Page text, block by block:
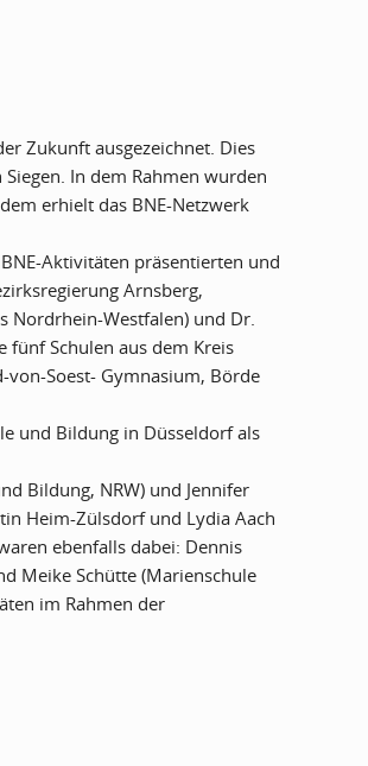
Zukunft ausgezeichnet. Dies
In dem Rahmen wurden
erhielt das BNE-Netzwerk
Aktivitäten präsentierten und
Arnsberg,
Nordrhein-Westfalen) und Dr.
fünf Schulen aus dem Kreis
von-Soest- Gymnasium, Börde
und Bildung in Düsseldorf als
Bildung, NRW) und Jennifer
Heim-Zülsdorf und Lydia Aach
ebenfalls dabei: Dennis
Meike Schütte (Marienschule
im Rahmen der